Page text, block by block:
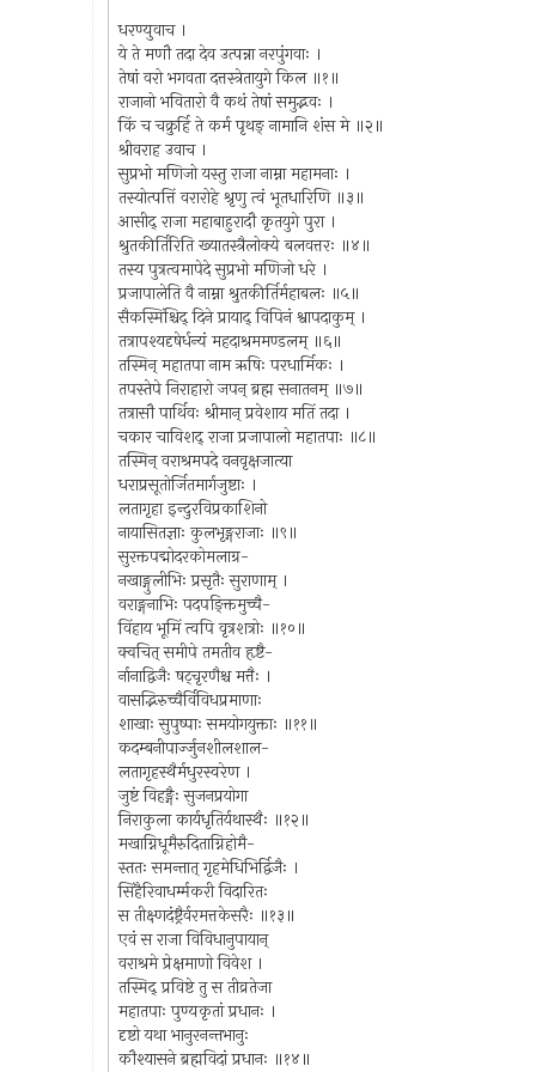
धरण्युवाच ।
ये ते मणौ तदा देव उत्पन्ना नरपुंगवाः ।
तेषां वरो भगवता दत्तस्त्रेतायुगे किल ॥१॥
राजानो भवितारो वै कथं तेषां समुद्भवः ।
किं च चक्रुर्हि ते कर्म पृथङ् नामानि शंस मे ॥२॥
श्रीवराह उवाच ।
सुप्रभो मणिजो यस्तु राजा नाम्ना महामनाः ।
तस्योत्पत्तिं वरारोहे श्रृणु त्वं भूतधारिणि ॥३॥
आसीद् राजा महाबाहुरादौ कृतयुगे पुरा ।
श्रुतकीर्तिरिति ख्यातस्त्रैलोक्ये बलवत्तरः ॥४॥
तस्य पुत्रत्वमापेदे सुप्रभो मणिजो धरे ।
प्रजापालेति वै नाम्ना श्रुतकीर्तिर्महाबलः ॥५॥
सैकस्मिंश्चिद् दिने प्रायाद् विपिनं श्वापदाकुम् ।
तत्रापश्यदृषेर्धन्यं महदाश्रममण्डलम् ॥६॥
तस्मिन् महातपा नाम ऋषिः परधार्मिकः ।
तपस्तेपे निराहारो जपन् ब्रह्म सनातनम् ॥७॥
तत्रासौ पार्थिवः श्रीमान् प्रवेशाय मतिं तदा ।
चकार चाविशद् राजा प्रजापालो महातपाः ॥८॥
तस्मिन् वराश्रमपदे वनवृक्षजात्या
धराप्रसूतोर्जितमार्गजुष्टाः ।
लतागृहा इन्दुरविप्रकाशिनो
नायासितज्ञाः कुलभृङ्गराजाः ॥९॥
सुरक्तपद्मोदरकोमलाग्र-
नखाङ्गुलीभिः प्रसृतैः सुराणाम् ।
वराङ्गनाभिः पदपङ्क्तिमुच्चै-
विंहाय भूमिं त्वपि वृत्रशत्रोः ॥१०॥
क्वचित् समीपे तमतीव हृष्टै-
र्नानाद्विजैः षट्चृरणैश्च मत्तैः ।
वासद्भिरुच्चैर्विविधप्रमाणाः
शाखाः सुपुष्पाः समयोगयुक्ताः ॥११॥
कदम्बनीपार्ज्जुनशीलशाल-
लतागृहस्थैर्मधुरस्वरेण ।
जुष्टं विहङ्गैः सुजनप्रयोगा
निराकुला कार्यधृतिर्यथास्थैः ॥१२॥
मखाग्निधूमैरुदिताग्निहोमै-
स्ततः समन्तात् गृहमेधिभिर्द्विजैः ।
सिंहैरिवाधर्म्मकरी विदारितः
स तीक्ष्णदंष्ट्रैर्वरमत्तकेसरैः ॥१३॥
एवं स राजा विविधानुपायान्
वराश्रमे प्रेक्षमाणो विवेश ।
तस्मिद् प्रविष्टे तु स तीव्रतेजा
महातपाः पुण्यकृतां प्रधानः ।
दृष्टो यथा भानुरनन्तभानुः
कौश्यासने ब्रह्मविदां प्रधानः ॥१४॥